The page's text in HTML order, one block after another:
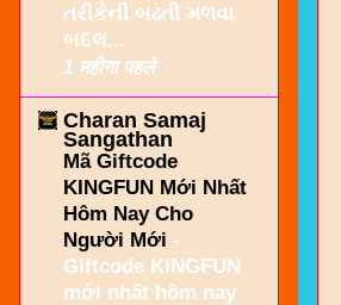
તરીકેની બઢતી મળવા
બદલ...
1 महीना पहले
Charan Samaj
Sangathan
Mã Giftcode
KINGFUN Mới Nhất
Hôm Nay Cho
Người Mới -
Giftcode KINGFUN
mới nhất hôm nay